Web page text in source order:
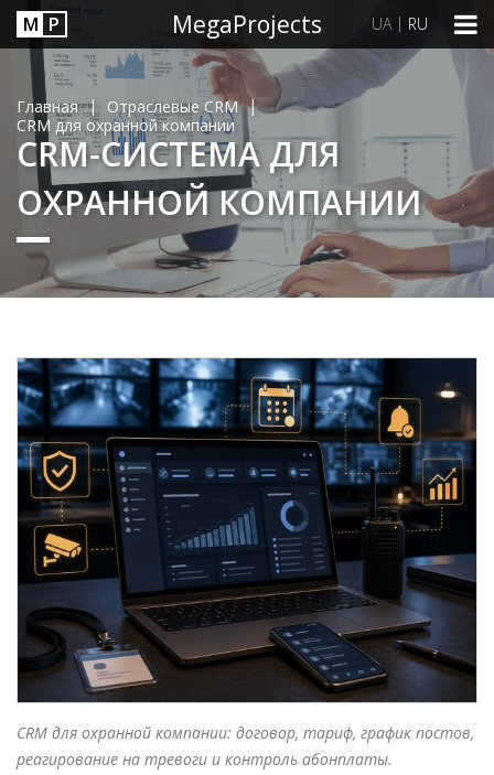
М P MegaProjects UA | RU
CRM-СИСТЕМА ДЛЯ
ОХРАННОЙ КОМПАНИИ
Главная | Отраслевые CRM |
CRM для охранной компании
CRM для охранной компании: договор, тариф, график постов,
реагирование на тревоги и контроль абонплаты.